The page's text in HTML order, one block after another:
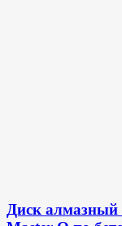
Диск алмазный